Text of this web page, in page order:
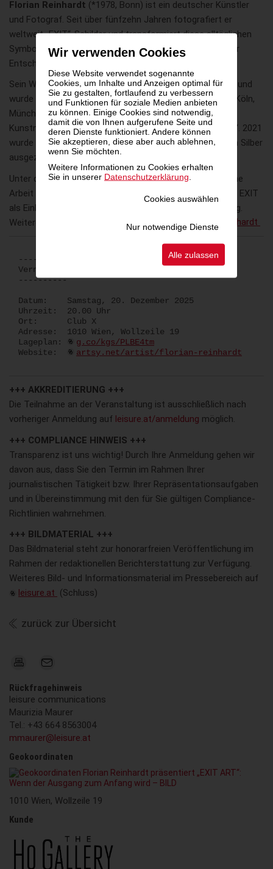
Wir verwenden Cookies
Diese Website verwendet sogenannte
Cookies, um Inhalte und Anzeigen optimal für
Sie zu gestalten, fortlaufend zu verbessern
und Funktionen für soziale Medien anbieten
zu können. Einige Cookies sind notwendig,
damit die von Ihnen aufgerufene Seite und
deren Dienste funktioniert. Andere können
Sie akzeptieren, diese aber auch ablehnen,
wenn Sie möchten.
Weitere Informationen zu Cookies erhalten
Sie in unserer Datenschutzerklärung
Cookies auswählen
Nur notwendige Dienste
Alle zulassen
Florian Reinhardt (*1978, Bonn) ist ein deutscher Künstler
und Fotograf. Seit über fünfzehn Jahren fotografiert er
weltweit „EXIT“-Schilder und transformiert diese alltäglichen
Symbole zu einer fortlaufenden künstlerischen Serie über
Entscheidung, Präsenz und Veränderung.
Sein Werk „EXIT SIGNS“ umfasst über 1.000 Fotografien und
wurde international ausgestellt, unter anderem in Berlin, Köln,
München, Düsseldorf, Miami und Salzburg, sowie auf
Kunstmessen wie der „Art Miami“ und der „Art New York“. 2021
wurde Reinhardt mit dem „German Photo Book Award“ in Silber
ausgezeichnet.
Unter dem Leitgedanken „EXIT FOR GOOD“ verbindet seine
Arbeit Kunst mit gesellschaftlicher Wirkung und versteht EXIT
als Einladung zur Reflexion und kollektiven Verantwortung.
Weitere Informationen auf
artsy.net/artist/florian-reinhardt
----------
Vernissage: „EXIT ART“ von Florian Reinhardt
----------
Datum: Samstag, 20. Dezember 2025
Uhrzeit: 20.00 Uhr
Ort: Club X
Adresse: 1010 Wien, Wollzeile 19
Lageplan:
g.co/kgs/PLBE4tm
Website:
artsy.net/artist/florian-reinhardt
+++ AKKREDITIERUNG +++
Die Teilnahme an der Veranstaltung ist ausschließlich nach
vorheriger Anmeldung auf leisure.at/anmeldung möglich.
+++ COMPLIANCE HINWEIS +++
Transparenz ist uns wichtig! Durch Ihre Anmeldung gehen wir
davon aus, dass Sie den Termin im Rahmen Ihrer
journalistischen Tätigkeit bzw. Ihrer Repräsentationsaufgaben
und in Übereinstimmung mit den für Sie gültigen Compliance-
Richtlinien wahrnehmen.
+++ BILDMATERIAL +++
Das Bildmaterial steht zur honorarfreien Veröffentlichung im
Rahmen der redaktionellen Berichterstattung zur Verfügung.
Weiteres Bild- und Informationsmaterial im Pressebereich auf
leisure.at (Schluss)
zurück zur Übersicht
Rückfragehinweis
leisure communications
Maurizia Maurer
Tel.: +43 664 8563004
mmaurer@leisure.at
Geokoordinaten
1010 Wien, Wollzeile 19
Kunde